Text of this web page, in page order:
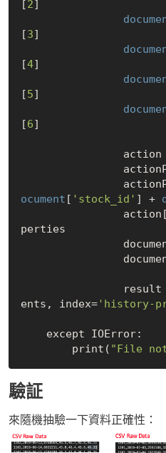
[2]
[3]
[4]
[5]
[6]
ocument [ 'stock_id' ] +
                action[
perties
ents, index='history-
        print(
"File
驗証
來隨機抽驗一下資料正確性：